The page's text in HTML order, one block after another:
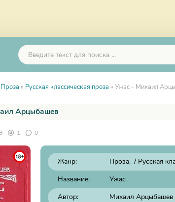
Проза » Русская классическая проза » Ужас - Михаил
Арцыбашев
1 0
Жанр: Проза / Русская
Название:
Ужас
Автор:
Михаил Арцыбашев